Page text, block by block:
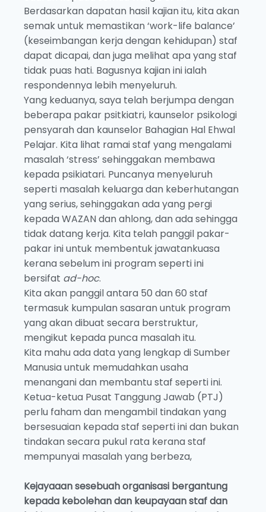
Berdasarkan dapatan hasil kajian itu, kita akan
semak untuk memastikan ‘work-life balance’
(keseimbangan kerja dengan kehidupan) staf
dapat dicapai, dan juga melihat apa yang staf
tidak puas hati. Bagusnya kajian ini ialah
respondennya lebih menyeluruh.
Yang keduanya, saya telah berjumpa dengan
beberapa pakar psitkiatri, kaunselor psikologi
pensyarah dan kaunselor Bahagian Hal Ehwal
Pelajar. Kita lihat ramai staf yang mengalami
masalah ‘stress’ sehinggakan membawa
kepada psikiatari. Puncanya menyeluruh
seperti masalah keluarga dan keberhutangan
yang serius, sehinggakan ada yang pergi
kepada WAZAN dan ahlong, dan ada sehingga
tidak datang kerja. Kita telah panggil pakar-
pakar ini untuk membentuk jawatankuasa
kerana sebelum ini program seperti ini
bersifat ad-hoc.
Kita akan panggil antara 50 dan 60 staf
termasuk kumpulan sasaran untuk program
yang akan dibuat secara berstruktur,
mengikut kepada punca masalah itu.
Kita mahu ada data yang lengkap di Sumber
Manusia untuk memudahkan usaha
menangani dan membantu staf seperti ini.
Ketua-ketua Pusat Tanggung Jawab (PTJ)
perlu faham dan mengambil tindakan yang
bersesuaian kepada staf seperti ini dan bukan
tindakan secara pukul rata kerana staf
mempunyai masalah yang berbeza,
Kejayaaan sesebuah organisasi bergantung
kepada kebolehan dan keupayaan staf dan